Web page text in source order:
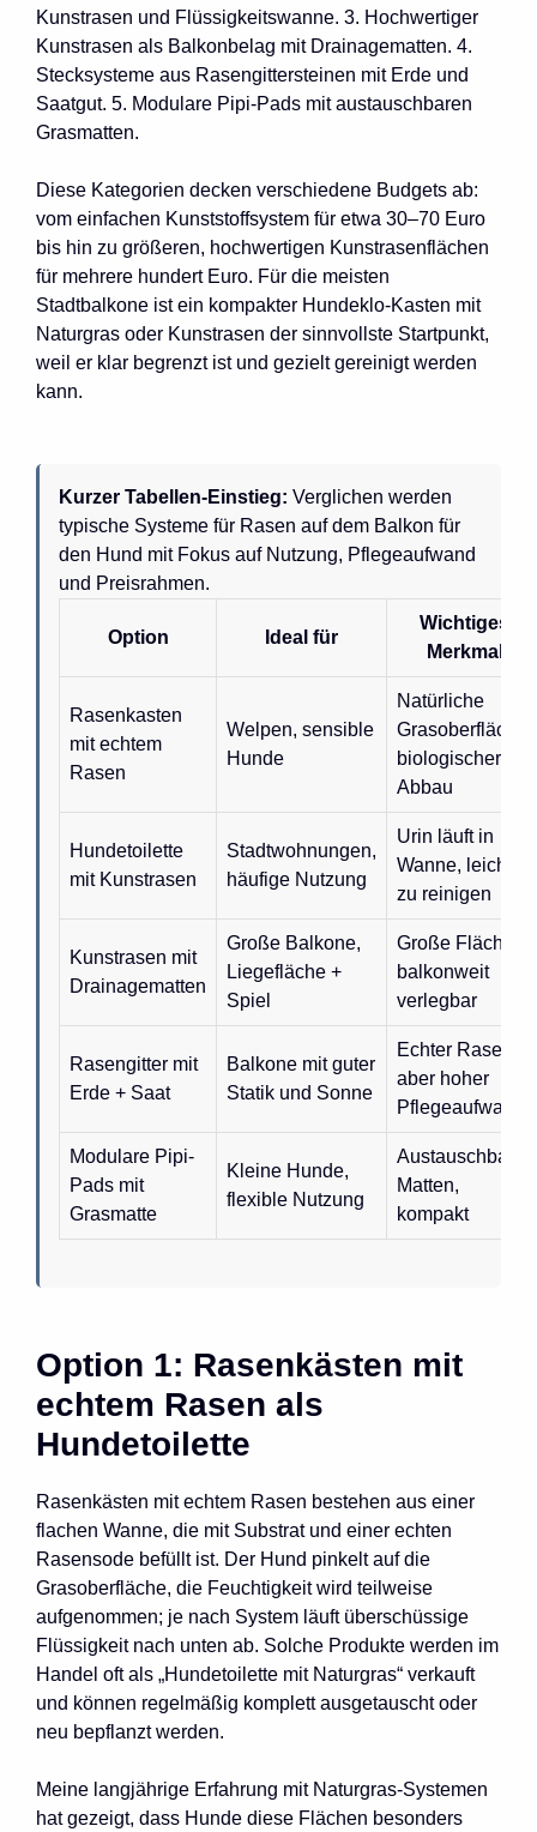
Kunstrasen und Flüssigkeitswanne. 3. Hochwertiger
Kunstrasen als Balkonbelag mit Drainagematten. 4.
Stecksysteme aus Rasengittersteinen mit Erde und
Saatgut. 5. Modulare Pipi-Pads mit austauschbaren
Grasmatten.
Diese Kategorien decken verschiedene Budgets ab:
vom einfachen Kunststoffsystem für etwa 30–70 Euro
bis hin zu größeren, hochwertigen Kunstrasenflächen
für mehrere hundert Euro. Für die meisten
Stadtbalkone ist ein kompakter Hundeklo-Kasten mit
Naturgras oder Kunstrasen der sinnvollste Startpunkt,
weil er klar begrenzt ist und gezielt gereinigt werden
kann.
Kurzer Tabellen-Einstieg: Verglichen werden
typische Systeme für Rasen auf dem Balkon für
den Hund mit Fokus auf Nutzung, Pflegeaufwand
und Preisrahmen.
Option Ideal für
Wichtiges
Merkmal
Rasenkasten
mit echtem
Rasen
Welpen, sensible
Hunde
Natürliche
Grasoberfläche,
biologischer
Abbau
Hundetoilette
mit Kunstrasen
Stadtwohnungen,
häufige Nutzung
Urin läuft in
Wanne, leicht
zu reinigen
Kunstrasen mit
Drainagematten
Große Balkone,
Liegefläche +
Spiel
Große Fläche,
balkonweit
verlegbar
Rasengitter mit
Erde + Saat
Balkone mit guter
Statik und Sonne
Echter Rasen,
aber hoher
Pflegeaufwand
Modulare Pipi-
Pads mit
Grasmatte
Kleine Hunde,
flexible Nutzung
Austauschbare
Matten,
kompakt
Option 1: Rasenkästen mit
echtem Rasen als
Hundetoilette
Rasenkästen mit echtem Rasen bestehen aus einer
flachen Wanne, die mit Substrat und einer echten
Rasensode befüllt ist. Der Hund pinkelt auf die
Grasoberfläche, die Feuchtigkeit wird teilweise
aufgenommen; je nach System läuft überschüssige
Flüssigkeit nach unten ab. Solche Produkte werden im
Handel oft als „Hundetoilette mit Naturgras“ verkauft
und können regelmäßig komplett ausgetauscht oder
neu bepflanzt werden.
Meine langjährige Erfahrung mit Naturgras-Systemen
hat gezeigt, dass Hunde diese Flächen besonders